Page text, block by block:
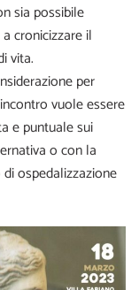
sia possibile
cronicizzare il
vita.
per
vuole essere
e puntuale sui
o con la
ospedalizzazione